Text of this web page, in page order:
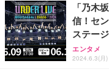
「乃木
信！セ
ステージ
エンタメ
2024.6.3(月